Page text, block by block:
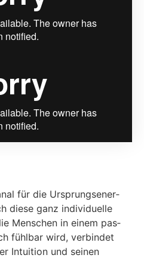
für die Ursprungs­en­er­
die­se ganz indi­vi­du­el­le
Men­schen in einem pas­
fühl­bar wird, ver­bin­det
Intui­ti­on und sei­nen